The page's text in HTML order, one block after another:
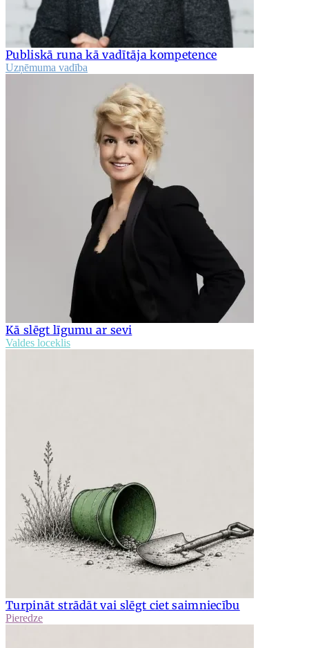
Publiskā runa kā vadītāja kompetence
Uzņēmuma vadība
Kā slēgt līgumu ar sevi
Valdes loceklis
Turpināt strādāt vai slēgt ciet saimniecību
Pieredze